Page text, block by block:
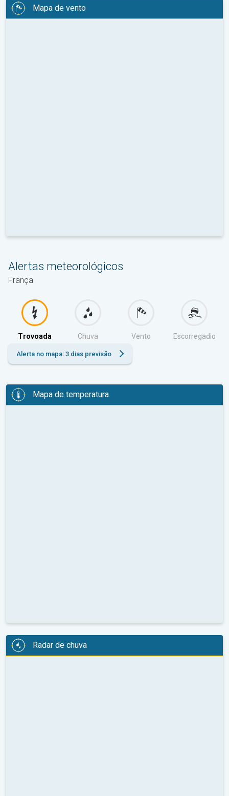
Mapa de vento
Alertas meteorológicos
França
Trovoada Chuva Vento Escorregadio
Alerta no mapa: 3 dias previsão
Mapa de temperatura
Radar de chuva